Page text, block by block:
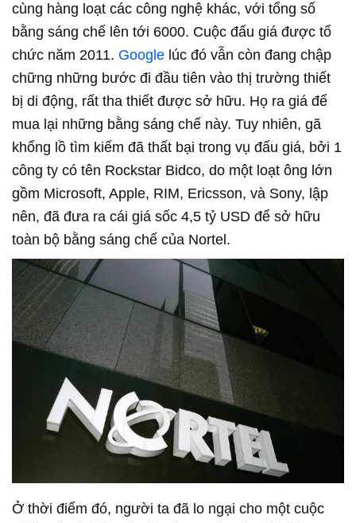
cùng hàng loạt các công nghệ khác, với tổng số
bằng sáng chế lên tới 6000. Cuộc đấu giá được tổ
chức năm 2011. Google lúc đó vẫn còn đang chập
chững những bước đi đầu tiên vào thị trường thiết
bị di động, rất tha thiết được sở hữu. Họ ra giá để
mua lại những bằng sáng chế này. Tuy nhiên, gã
khổng lồ tìm kiếm đã thất bại trong vụ đấu giá, bởi 1
công ty có tên Rockstar Bidco, do một loạt ông lớn
gồm Microsoft, Apple, RIM, Ericsson, và Sony, lập
nên, đã đưa ra cái giá sốc 4,5 tỷ USD để sở hữu
toàn bộ bằng sáng chế của Nortel.
Ở thời điểm đó, người ta đã lo ngại cho một cuộc